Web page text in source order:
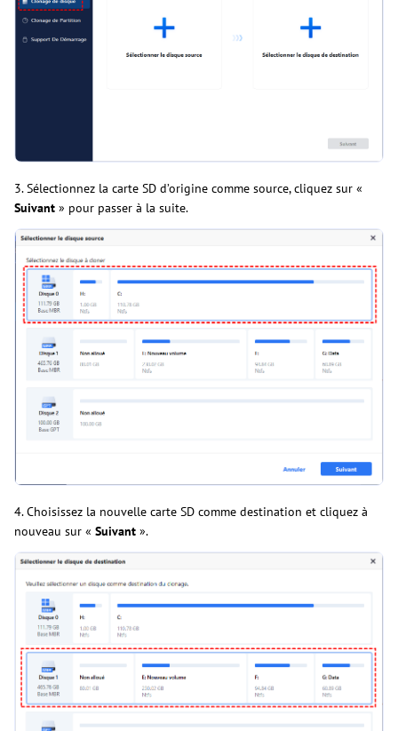
3. Sélectionnez la carte SD d’origine comme source, cliquez sur «
Suivant » pour passer à la suite.
4. Choisissez la nouvelle carte SD comme destination et cliquez à
nouveau sur « Suivant ».